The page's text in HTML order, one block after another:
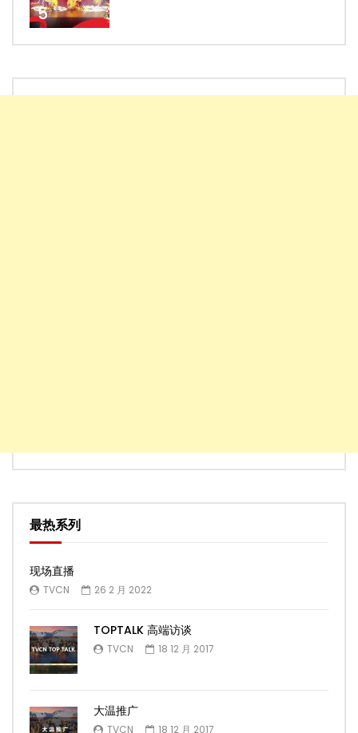
5
最热系列
现场直播
TVCN 26 2 月 2022
TOPTALK 高端访谈
TVCN 18 12 月 2017
大温推广
TVCN 18 12 月 2017